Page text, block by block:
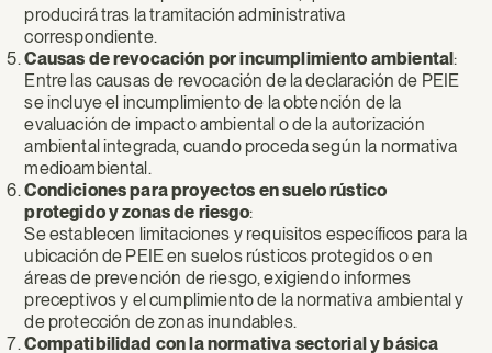
producirá tras la tramitación administrativa
correspondiente.
Causas de revocación por incumplimiento ambiental:
Entre las causas de revocación de la declaración de PEIE
se incluye el incumplimiento de la obtención de la
evaluación de impacto ambiental o de la autorización
ambiental integrada, cuando proceda según la normativa
medioambiental.
Condiciones para proyectos en suelo rústico
protegido y zonas de riesgo:
Se establecen limitaciones y requisitos específicos para la
ubicación de PEIE en suelos rústicos protegidos o en
áreas de prevención de riesgo, exigiendo informes
preceptivos y el cumplimiento de la normativa ambiental y
de protección de zonas inundables.
Compatibilidad con la normativa sectorial y básica